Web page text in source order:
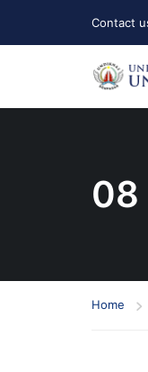
Contact
08
Home